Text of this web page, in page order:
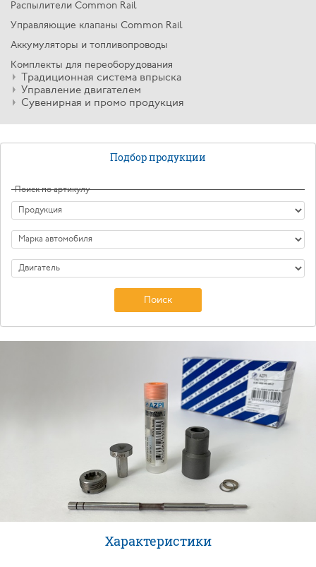
Распылители Common Rail
Управляющие клапаны Common Rail
Аккумуляторы и топливопроводы
Комплекты для переоборудования
Традиционная система впрыска
Управление двигателем
Сувенирная и промо продукция
Подбор продукции
Поиск
Характеристики